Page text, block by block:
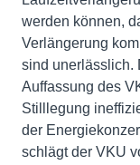
werden können,
Verlängerung
sind unerlässlich.
Auffassung des
Stilllegung
der
schlägt der VKU